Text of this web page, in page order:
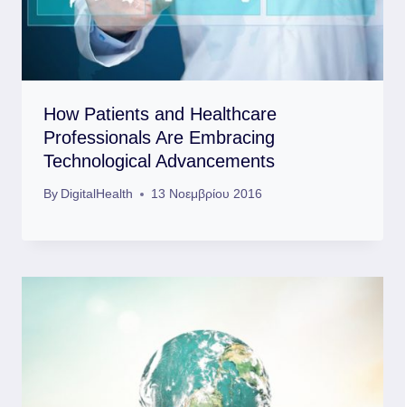
How Patients and Healthcare
Professionals Are Embracing
Technological Advancements
By DigitalHealth 13 Νοεμβρίου 2016